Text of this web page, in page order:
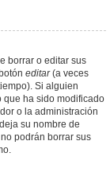
borrar o editar sus
editar(a veces
Si alguien
que ha sido modificado
o la administración
su nombre de
podrán borrar sus